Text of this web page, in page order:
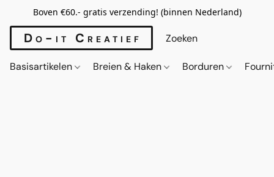
Boven €60.- gratis verzending! (binnen Nederland)
Do-it Creatief
Basisartikelen Breien & Haken Borduren